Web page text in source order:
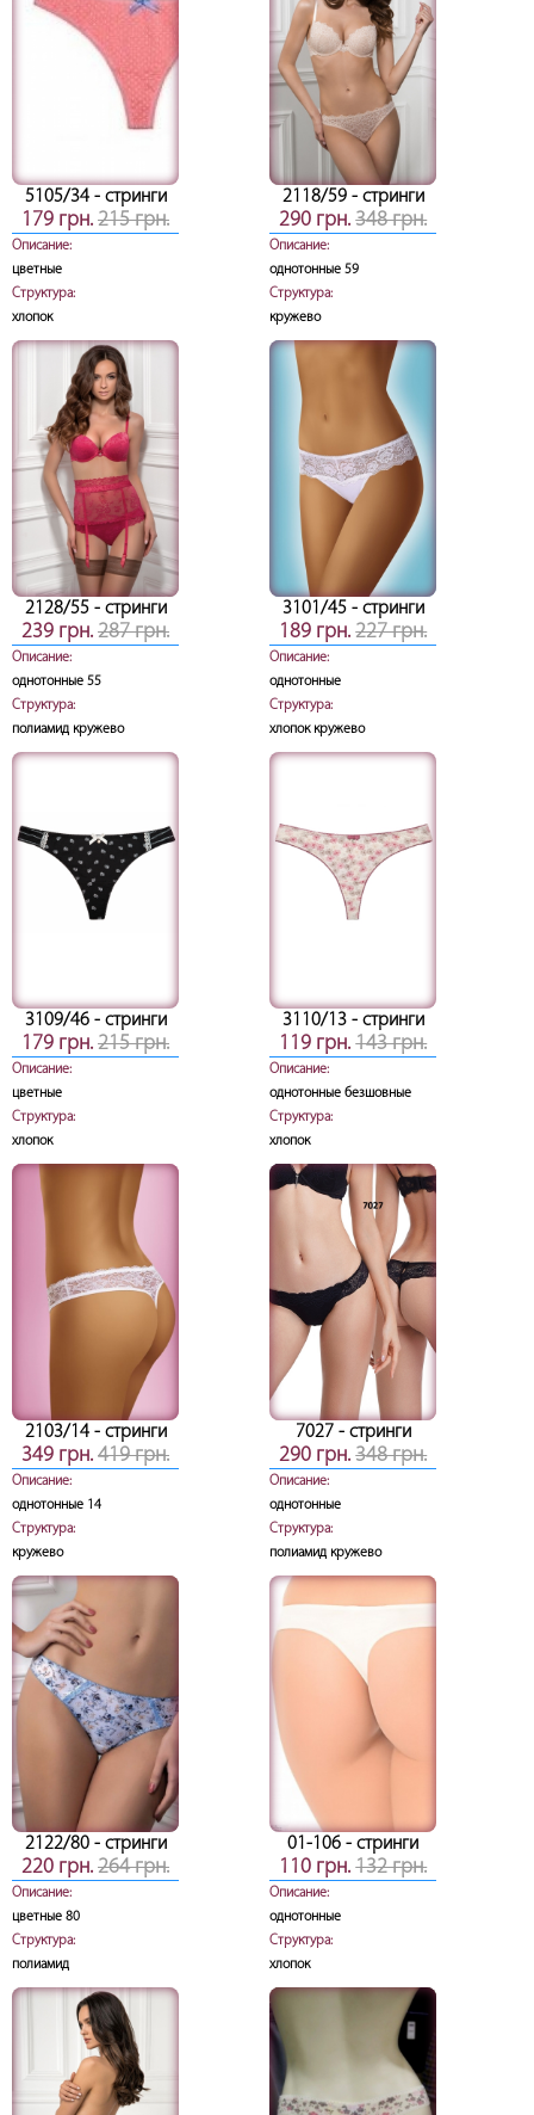
5105/34- стринги
179 грн. 215 грн.
Описание:
цветные
Структура:
хлопок
2118/59- стринги
290 грн.348 грн.
Описание:
однотонные 59
Структура:
кружево
2128/55- стринги
239 грн. 287 грн.
Описание:
однотонные 55
Структура:
полиамид кружево
3101/45- стринги
189 грн.227 грн.
Описание:
однотонные
Структура:
хлопок кружево
3109/46- стринги
179 грн. 215 грн.
Описание:
цветные
Структура:
хлопок
3110/13- стринги
119 грн.143 грн.
Описание:
однотонные безшовные
Структура:
хлопок
2103/14- стринги
349 грн. 419 грн.
Описание:
однотонные 14
Структура:
кружево
7027- стринги
290 грн.348 грн.
Описание:
однотонные
Структура:
полиамид кружево
2122/80- стринги
220 грн. 264 грн.
Описание:
цветные 80
Структура:
полиамид
01-106 - стринги
110 грн.132 грн.
Описание:
однотонные
Структура:
хлопок